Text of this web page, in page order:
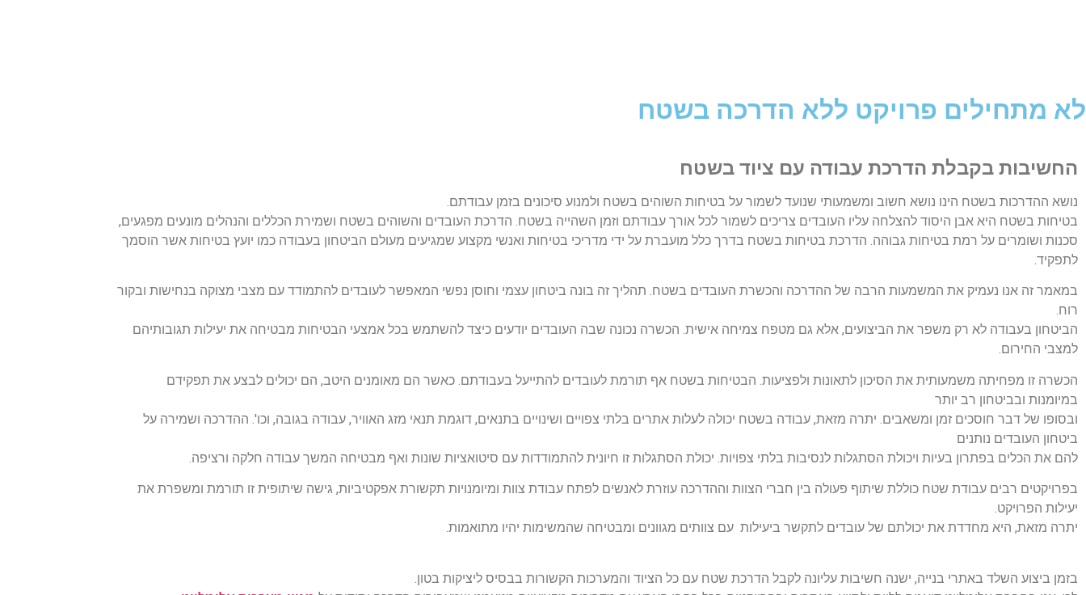
לא מתחילים פרויקט ללא הדרכה בשטח
החשיבות בקבלת הדרכת עבודה עם ציוד בשטח
נושא ההדרכות בשטח הינו נושא חשוב ומשמעותי שנועד לשמור על בטיחות השוהים בשטח ולמנוע סיכונים בזמן עבודתם.
בטיחות בשטח היא אבן היסוד להצלחה עליו העובדים צריכים לשמור לכל אורך עבודתם וזמן השהייה בשטח. הדרכת העובדים והשוהים בשטח ושמירת הכללים והנהלים מונעים מפגעים,
סכנות ושומרים על רמת בטיחות גבוהה. הדרכת בטיחות בשטח בדרך כלל מועברת על ידי מדריכי בטיחות ואנשי מקצוע שמגיעים מעולם הביטחון בעבודה כמו יועץ בטיחות אשר הוסמך
לתפקיד.
במאמר זה אנו נעמיק את המשמעות הרבה של ההדרכה והכשרת העובדים בשטח. תהליך זה בונה ביטחון עצמי וחוסן נפשי המאפשר לעובדים להתמודד עם מצבי מצוקה בנחישות ובקור
רוח.
הביטחון בעבודה לא רק משפר את הביצועים, אלא גם מטפח צמיחה אישית. הכשרה נכונה שבה העובדים יודעים כיצד להשתמש בכל אמצעי הבטיחות מבטיחה את יעילות תגובותיהם
למצבי החירום.
הכשרה זו מפחיתה משמעותית את הסיכון לתאונות ולפציעות. הבטיחות בשטח אף תורמת לעובדים להתייעל בעבודתם. כאשר הם מאומנים היטב, הם יכולים לבצע את תפקידם
במיומנות ובביטחון רב יותר
ובסופו של דבר חוסכים זמן ומשאבים. יתרה מזאת, עבודה בשטח יכולה לעלות אתרים בלתי צפויים ושינויים בתנאים, דוגמת תנאי מזג האוויר, עבודה בגובה, וכו'. ההדרכה ושמירה על
ביטחון העובדים נותנים
להם את הכלים בפתרון בעיות ויכולת הסתגלות לנסיבות בלתי צפויות. יכולת הסתגלות זו חיונית להתמודדות עם סיטואציות שונות ואף מבטיחה המשך עבודה חלקה ורציפה.
בפרויקטים רבים עבודת שטח כוללת שיתוף פעולה בין חברי הצוות וההדרכה עוזרת לאנשים לפתח עבודת צוות ומיומנויות תקשורת אפקטיביות, גישה שיתופית זו תורמת ומשפרת את
יעילות הפרויקט.
יתרה מזאת, היא מחדדת את יכולתם של עובדים לתקשר ביעילות עם צוותים מגוונים ומבטיחה שהמשימות יהיו מתואמות.
בזמן ביצוע השלד באתרי בנייה, ישנה חשיבות עליונה לקבל הדרכת שטח עם כל הציוד והמערכות הקשורות בבסיס ליציקות בטון.